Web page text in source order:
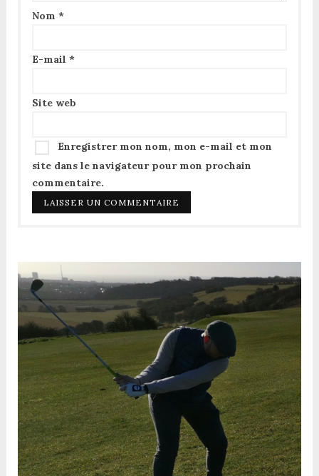
Nom *
E-mail *
Site web
Enregistrer mon nom, mon e-mail et mon
site dans le navigateur pour mon prochain
commentaire.